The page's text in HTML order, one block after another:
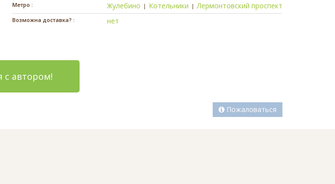
Метро : Жулебино | Котельники | Лермонтовский проспект
Возможна доставка? : нет
с автором!
Пожаловаться